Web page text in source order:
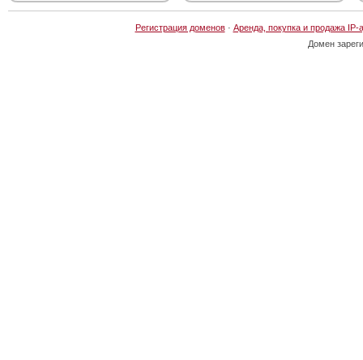
Регистрация доменов· Аренда, покупка и продажа IP-
Домен